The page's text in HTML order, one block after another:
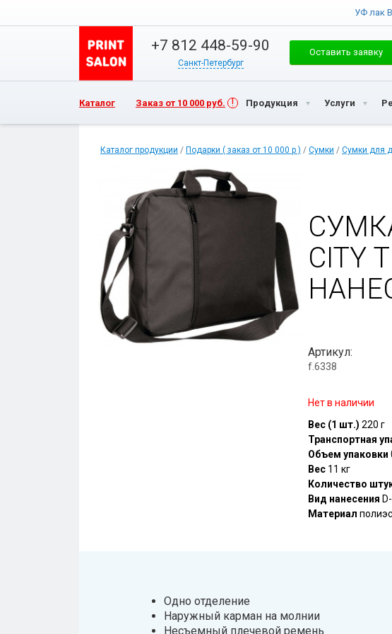
УФ лак
+7 812 448-59-90
Санкт-Петербург
Оставить заявку
Каталог Заказ от 10 000 руб. Продукция Услуги
Каталог продукции / Подарки ( заказ от 10 000 р ) / Сумки / Сумки для
CITY
Артикул:
f.6338
Нет в наличии
Вес (1 шт.) 220 г
Транспортная
Объем упаковки
Вес 11 кг
Количество
Вид нанесения
Материал
Одно отделение
Наружный карман на молнии
Несъемный плечевой ремень